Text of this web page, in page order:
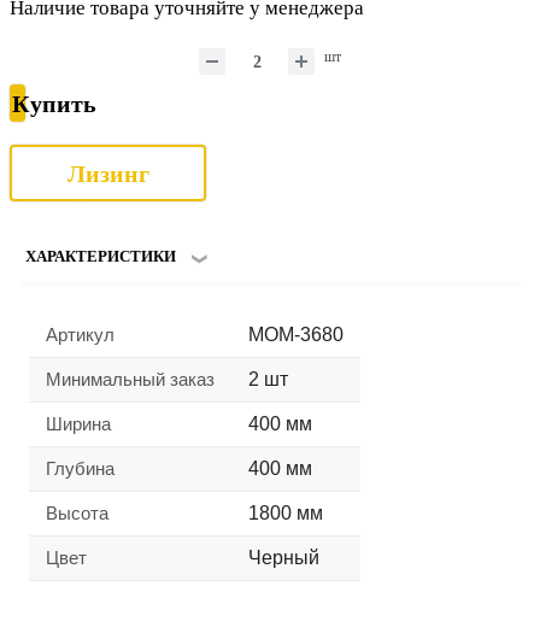
Наличие товара уточняйте у менеджера
шт
Купить
Лизинг
ХАРАКТЕРИСТИКИ
Артикул MOM-3680
Минимальный заказ 2 шт
Ширина 400 мм
Глубина 400 мм
Высота 1800 мм
Цвет Черный